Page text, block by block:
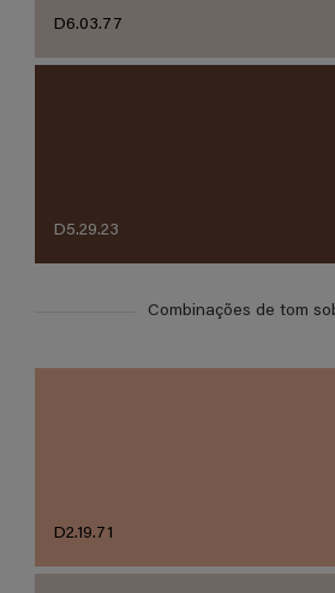
D6.03.77
D5.29.23
Combinações de tom
D2.19.71